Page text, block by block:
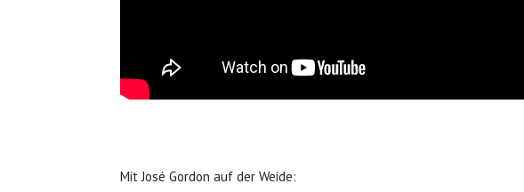
Mit José Gordon auf der Weide: